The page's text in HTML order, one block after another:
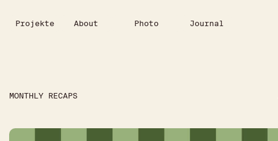
Projekte About Photo Journal
MONTHLY RECAPS